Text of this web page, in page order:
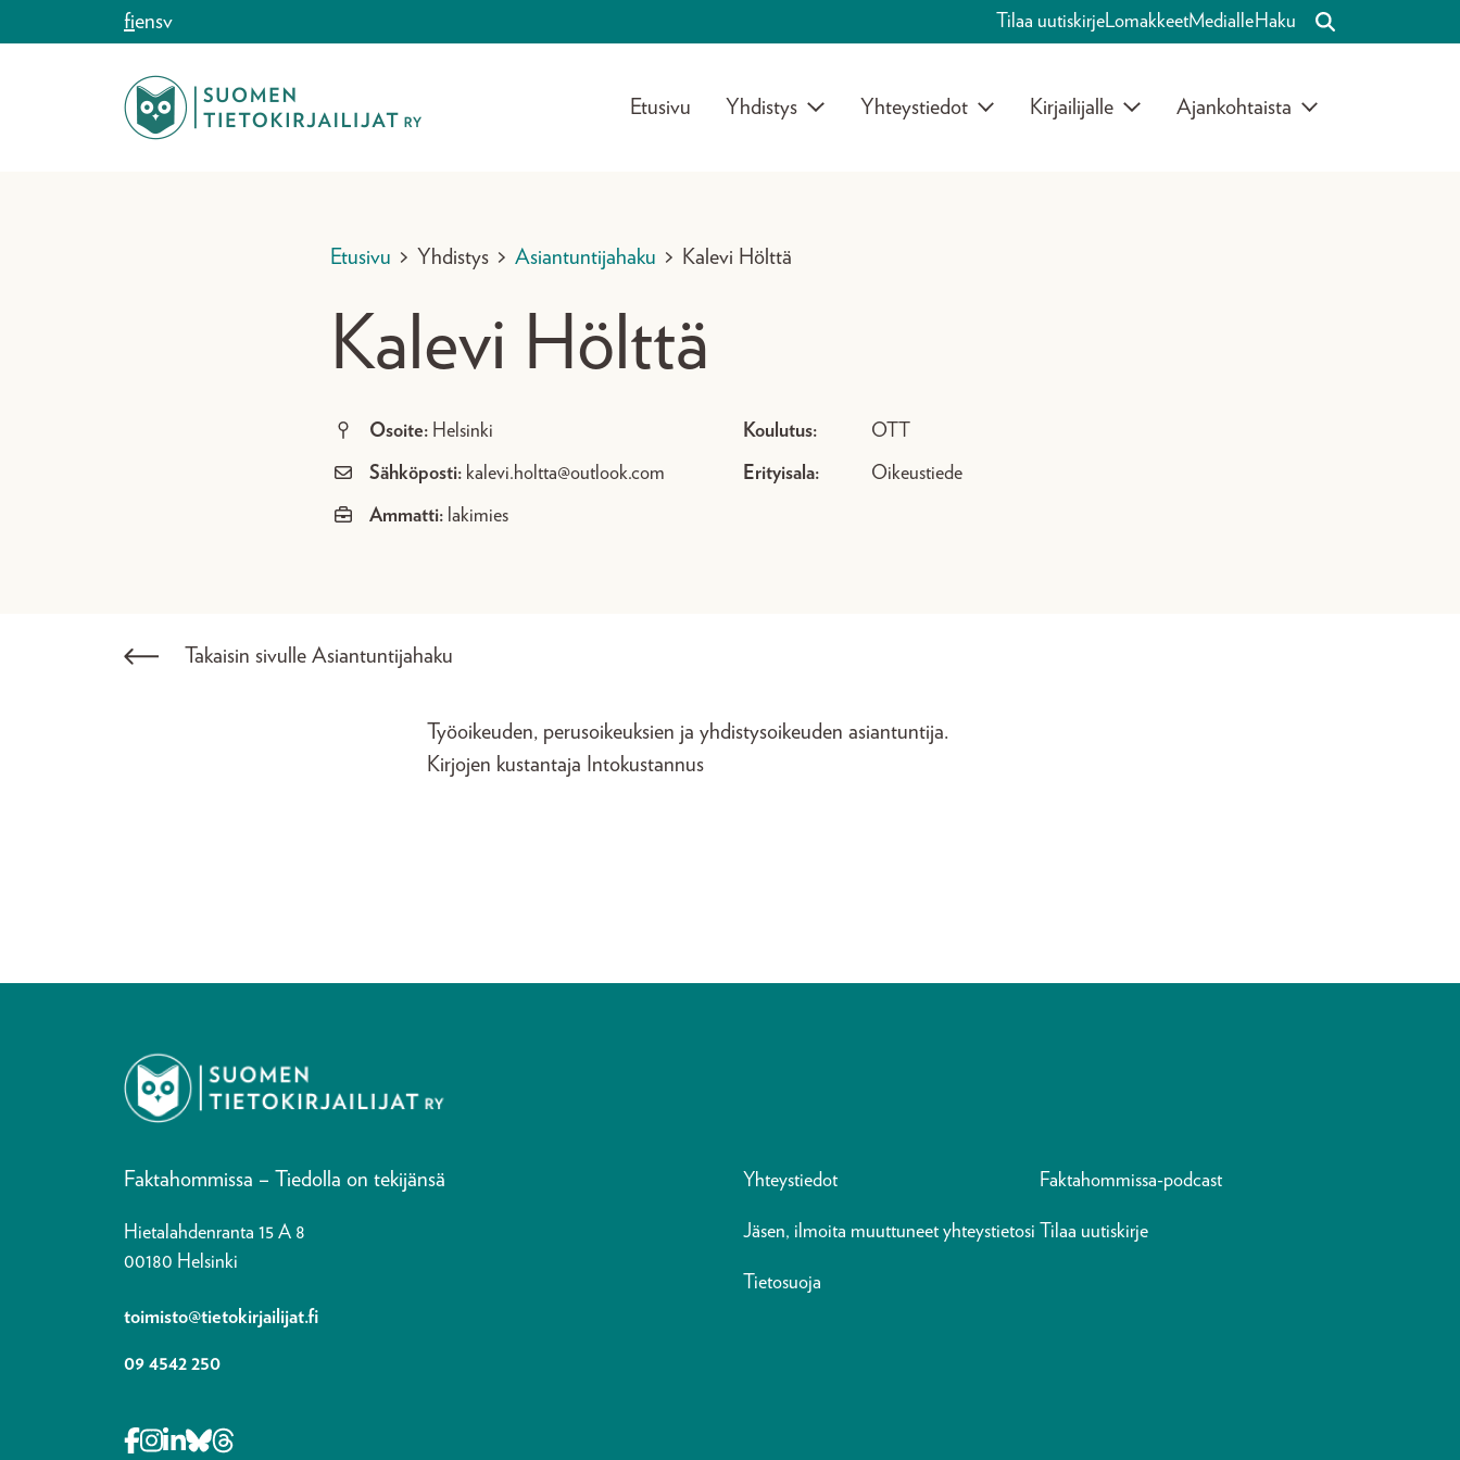
fiensv Tilaa uutiskirjeLomakkeetMedialleHaku
Etusivu Yhdistys Yhteystiedot Kirjailijalle Ajankohtaista
Etusivu > Yhdistys > Asiantuntijahaku > Kalevi Hölttä
Kalevi Hölttä
Osoite: Helsinki
Sähköposti: kalevi.holtta@outlook.com
Ammatti: lakimies
Koulutus: OTT
Erityisala: Oikeustiede
Takaisin sivulle Asiantuntijahaku
Työoikeuden, perusoikeuksien ja yhdistysoikeuden asiantuntija.
Kirjojen kustantaja Intokustannus
Faktahommissa – Tiedolla on tekijänsä
Hietalahdenranta 15 A 8
00180 Helsinki
toimisto@tietokirjailijat.fi
09 4542 250
Yhteystiedot Faktahommissa-podcast
Jäsen, ilmoita muuttuneet yhteystietosi Tilaa uutiskirje
Tietosuoja
Opens in a new tab Facebook-f
Opens in a new tab Instagram
Opens in a new tab Linkedin-in
Opens in a new tab Bluesky